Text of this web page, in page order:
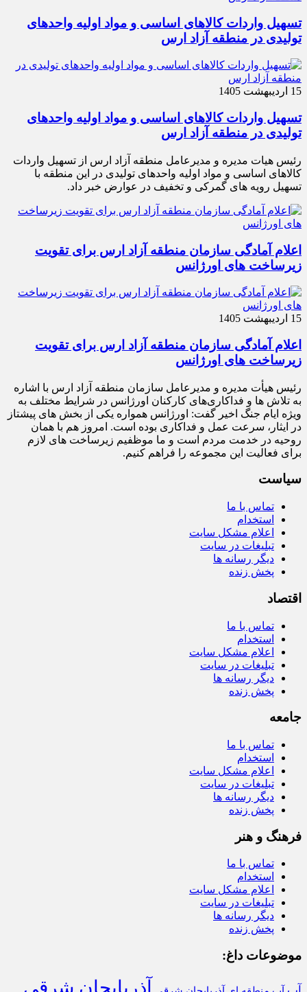
تسهیل واردات کالاهای اساسی و مواد اولیه واحدهای
تولیدی در منطقه آزاد ارس
15 اردیبهشت 1405
تسهیل واردات کالاهای اساسی و مواد اولیه واحدهای
تولیدی در منطقه آزاد ارس
رئیس هیات مدیره و مدیرعامل منطقه آزاد ارس از تسهیل واردات
کالاهای اساسی و مواد اولیه واحدهای تولیدی در این منطقه با
تسهیل رویه های گمرکی و تخفیف در عوارض خبر داد.
اعلام آمادگی سازمان منطقه آزاد ارس برای تقویت
زیرساخت‌ های اورژانس
15 اردیبهشت 1405
اعلام آمادگی سازمان منطقه آزاد ارس برای تقویت
زیرساخت‌ های اورژانس
رئیس هیأت‌ مدیره و مدیرعامل سازمان منطقه آزاد ارس با اشاره
به تلاش‌ ها و فداکاری‌های کارکنان اورژانس در شرایط مختلف به‌
ویژه ایام جنگ اخیر گفت: اورژانس همواره یکی از بخش‌ های پیشتاز
در ایثار، سرعت‌ عمل و فداکاری بوده است. امروز هم با همان
روحیه در خدمت مردم است و ما موظفیم زیرساخت‌ های لازم
برای فعالیت این مجموعه را فراهم کنیم.
سیاست
تماس با ما
استخدام
اعلام مشکل سایت
تبلیغات در سایت
دیگر رسانه ها
پخش زنده
اقتصاد
تماس با ما
استخدام
اعلام مشکل سایت
تبلیغات در سایت
دیگر رسانه ها
پخش زنده
جامعه
تماس با ما
استخدام
اعلام مشکل سایت
تبلیغات در سایت
دیگر رسانه ها
پخش زنده
فرهنگ و هنر
تماس با ما
استخدام
اعلام مشکل سایت
تبلیغات در سایت
دیگر رسانه ها
پخش زنده
موضوعات داغ:
آذربایجان شرقی